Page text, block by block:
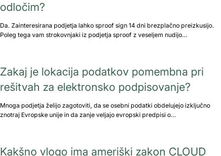
odločim?
Da. Zainteresirana podjetja lahko sproof sign 14 dni brezplačno preizkusijo.
Poleg tega vam strokovnjaki iz podjetja sproof z veseljem nudijo…
Zakaj je lokacija podatkov pomembna pri
rešitvah za elektronsko podpisovanje?
Mnoga podjetja želijo zagotoviti, da se osebni podatki obdelujejo izključno
znotraj Evropske unije in da zanje veljajo evropski predpisi o…
Kakšno vlogo ima ameriški zakon CLOUD